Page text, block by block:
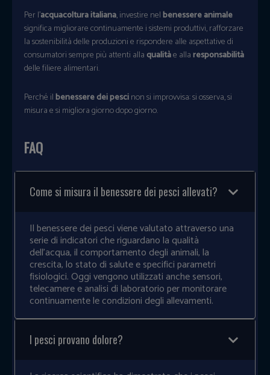
Per l’acquacoltura italiana, investire nelbenessere animale
significa migliorare continuamente i sistemi produttivi, rafforzare
la sostenibilità delle produzioni e rispondere alle aspettative di
consumatori sempre più attenti allaqualitàe allaresponsabilità
delle filiere alimentari.
Perché ilbenessere dei pescinon si improvvisa: si osserva, si
misura e si migliora giorno dopo giorno.
FAQ
Come si misura il benessere dei pesci allevati?
Il benessere dei pesci viene valutato attraverso una
serie di indicatori che riguardano la qualità
dell’acqua, il comportamento degli animali, la
crescita, lo stato di salute e specifici parametri
fisiologici. Oggi vengono utilizzati anche sensori,
telecamere e analisi di laboratorio per monitorare
continuamente le condizioni degli allevamenti.
I pesci provano dolore?